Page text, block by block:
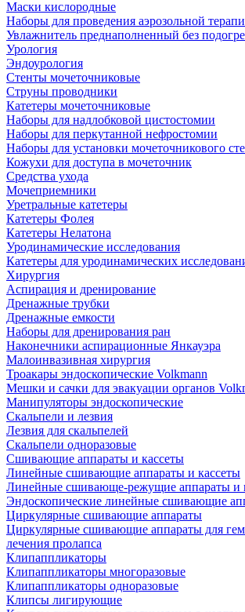
Маски кислородные
Наборы для проведения аэрозольной
Увлажнитель преднаполненный без
Урология
Эндоурология
Стенты мочеточниковые
Струны проводники
Катетеры мочеточниковые
Наборы для надлобковой цистостомии
Наборы для перкутанной нефростомии
Наборы для установки мочеточникового
Кожухи для доступа в мочеточник
Средства ухода
Мочеприемники
Уретральные катетеры
Катетеры Фолея
Катетеры Нелатона
Уродинамические исследования
Катетеры для уродинамических
Хирургия
Аспирация и дренирование
Дренажные трубки
Дренажные емкости
Наборы для дренирования ран
Наконечники аспирационные Янкауэра
Малоинвазивная хирургия
Троакары эндоскопические Volkmann
Мешки и сачки для эвакуации органов
Манипуляторы эндоскопические
Скальпели и лезвия
Лезвия для скальпелей
Скальпели одноразовые
Сшивающие аппараты и кассеты
Линейные сшивающие аппараты и кассеты
Линейные сшивающе-режущие аппараты и
Эндоскопические линейные сшивающие
Циркулярные сшивающие аппараты
Циркулярные сшивающие аппараты для
лечения пролапса
Клипаппликаторы
Клипаппликаторы многоразовые
Клипаппликаторы одноразовые
Клипсы лигирующие